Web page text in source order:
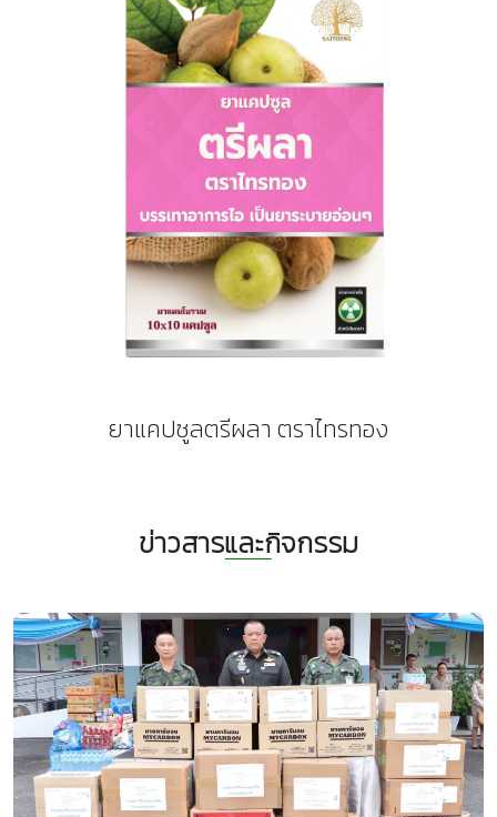
ยาแคปซูลตรีผลา ตราไทรทอง
ข่าวสารและกิจกรรม